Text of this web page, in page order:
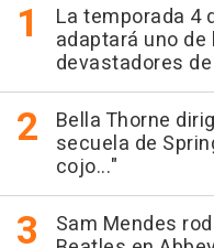
La temporada 4
adaptará uno
devastadores
Bella Thorne
secuela de
cojo..."
Sam Mendes